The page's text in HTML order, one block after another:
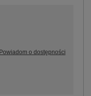
Powiadom o dostępności